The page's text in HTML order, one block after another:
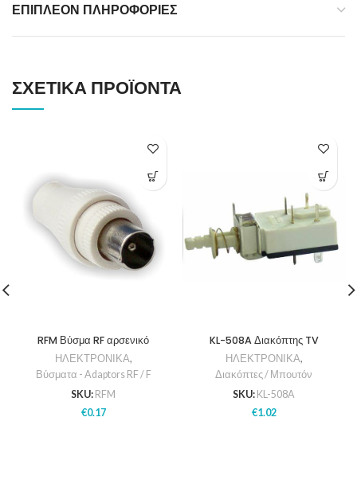
ΕΠΙΠΛΈΟΝ ΠΛΗΡΟΦΟΡΊΕΣ
ΣΧΕΤΙΚΆ ΠΡΟΪΌΝΤΑ
RFM Βύσμα RF αρσενικό
ΗΛΕΚΤΡΟΝΙΚΑ,
Βύσματα - Adaptors RF / F
SKU: RFM
€0.17
KL-508A Διακόπτης TV
ΗΛΕΚΤΡΟΝΙΚΑ,
Διακόπτες / Μπουτόν
SKU: KL-508A
€1.02